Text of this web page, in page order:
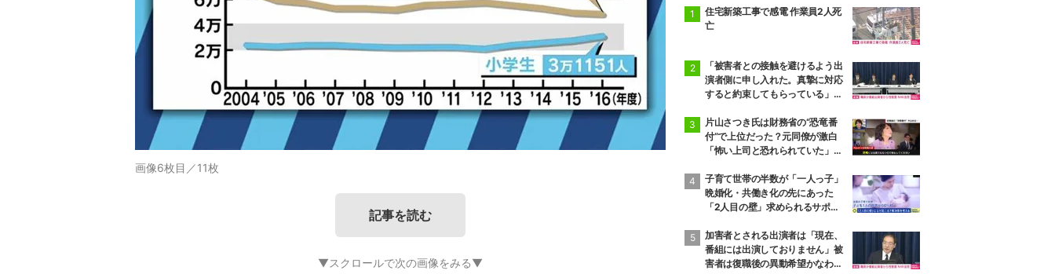
画像6枚目／11枚
記事を読む
▼スクロールで次の画像をみる▼
住宅新築工事で感電 作業員2人死
亡
「被害者との接触を避けるよう出
演者側に申し入れた。真摯に対応
すると約束してもらっている」職
片山さつき氏は財務省の“恐竜番
付”で上位だった？元同僚が激白
「怖い上司と恐れられていた」
子育て世帯の半数が「一人っ子」
晩婚化・共働き化の先にあった
「2人目の壁」求められるサポー
加害者とされる出演者は「現在、
番組には出演しておりません」被
害者は復職後の異動希望かなわず